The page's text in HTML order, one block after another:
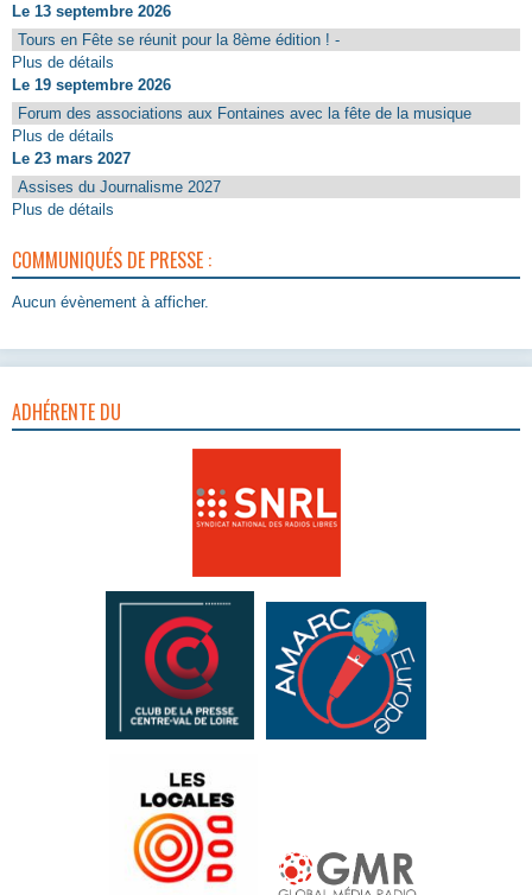
Le 13 septembre 2026
Tours en Fête se réunit pour la 8ème édition ! -
Plus de détails
Le 19 septembre 2026
Forum des associations aux Fontaines avec la fête de la musique
Plus de détails
Le 23 mars 2027
Assises du Journalisme 2027
Plus de détails
COMMUNIQUÉS DE PRESSE :
Aucun évènement à afficher.
ADHÉRENTE DU